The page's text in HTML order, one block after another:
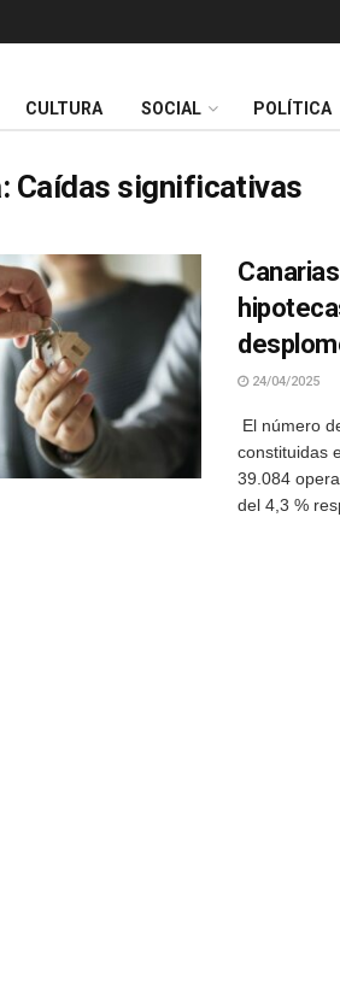
CULTURA SOCIAL POLÍTICA
Caídas significativas
24/04/2025
El número
constituidas
39.084
del 4,3 %